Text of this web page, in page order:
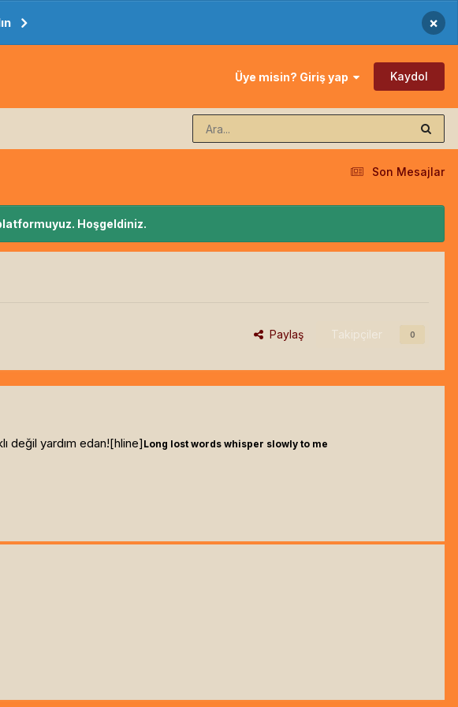
×
Üye misin? Giriş yap Kaydol
Son Mesajlar
Hoşgeldiniz.
Paylaş Takipçiler 0
değil yardım edan![hline] Long lost words whisper slowly to me